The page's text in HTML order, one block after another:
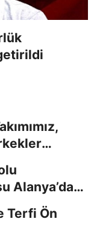
Alanya’da
Terfi Ön